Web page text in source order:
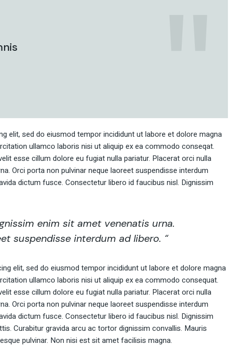
elit, sed do eiusmod tempor incididunt ut labore et dolore magna
ullamco laboris nisi ut aliquip ex ea commodo conseqat.
esse cillum dolore eu fugiat nulla pariatur. Placerat orci nulla
Orci porta non pulvinar neque laoreet suspendisse interdum
dictum fusce. Consectetur libero id faucibus nisl. Dignissim
enim sit amet venenatis urna.
suspendisse interdum ad libero. “
elit, sed do eiusmod tempor incididunt ut labore et dolore magna
ullamco laboris nisi ut aliquip ex ea commodo consequat.
esse cillum dolore eu fugiat nulla pariatur. Placerat orci nulla
Orci porta non pulvinar neque laoreet suspendisse interdum
dictum fusce. Consectetur libero id faucibus nisl. Dignissim
Curabitur gravida arcu ac tortor dignissim convallis. Mauris
pulvinar. Non nisi est sit amet facilisis magna.